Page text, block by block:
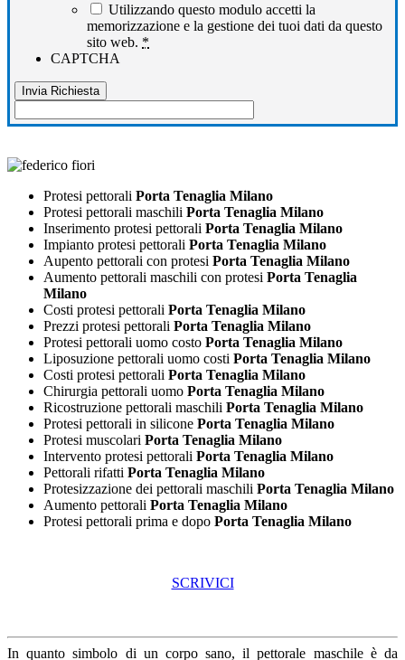
Utilizzando questo modulo accetti la
memorizzazione e la gestione dei tuoi dati da questo
sito web. *
CAPTCHA
Protesi pettorali Porta Tenaglia Milano
Protesi pettorali maschili Porta Tenaglia Milano
Inserimento protesi pettorali Porta Tenaglia Milano
Impianto protesi pettorali Porta Tenaglia Milano
Aupento pettorali con protesi Porta Tenaglia Milano
Aumento pettorali maschili con protesi Porta Tenaglia
Milano
Costi protesi pettorali Porta Tenaglia Milano
Prezzi protesi pettorali Porta Tenaglia Milano
Protesi pettorali uomo costo Porta Tenaglia Milano
Liposuzione pettorali uomo costi Porta Tenaglia Milano
Costi protesi pettorali Porta Tenaglia Milano
Chirurgia pettorali uomo Porta Tenaglia Milano
Ricostruzione pettorali maschili Porta Tenaglia Milano
Protesi pettorali in silicone Porta Tenaglia Milano
Protesi muscolari Porta Tenaglia Milano
Intervento protesi pettorali Porta Tenaglia Milano
Pettorali rifatti Porta Tenaglia Milano
Protesizzazione dei pettorali maschili Porta Tenaglia Milano
Aumento pettorali Porta Tenaglia Milano
Protesi pettorali prima e dopo Porta Tenaglia Milano
SCRIVICI
In quanto simbolo di un corpo sano, il pettorale maschile è da